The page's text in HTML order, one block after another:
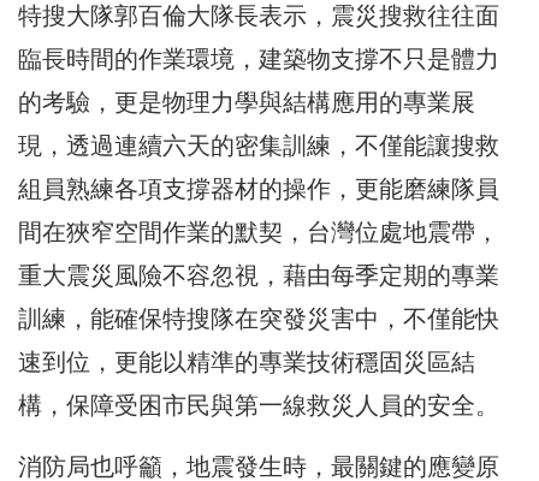
特搜大隊郭百倫大隊長表示，震災搜救往往面
臨長時間的作業環境，建築物支撐不只是體力
的考驗，更是物理力學與結構應用的專業展
現，透過連續六天的密集訓練，不僅能讓搜救
組員熟練各項支撐器材的操作，更能磨練隊員
間在狹窄空間作業的默契，台灣位處地震帶，
重大震災風險不容忽視，藉由每季定期的專業
訓練，能確保特搜隊在突發災害中，不僅能快
速到位，更能以精準的專業技術穩固災區結
構，保障受困市民與第一線救災人員的安全。
消防局也呼籲，地震發生時，最關鍵的應變原